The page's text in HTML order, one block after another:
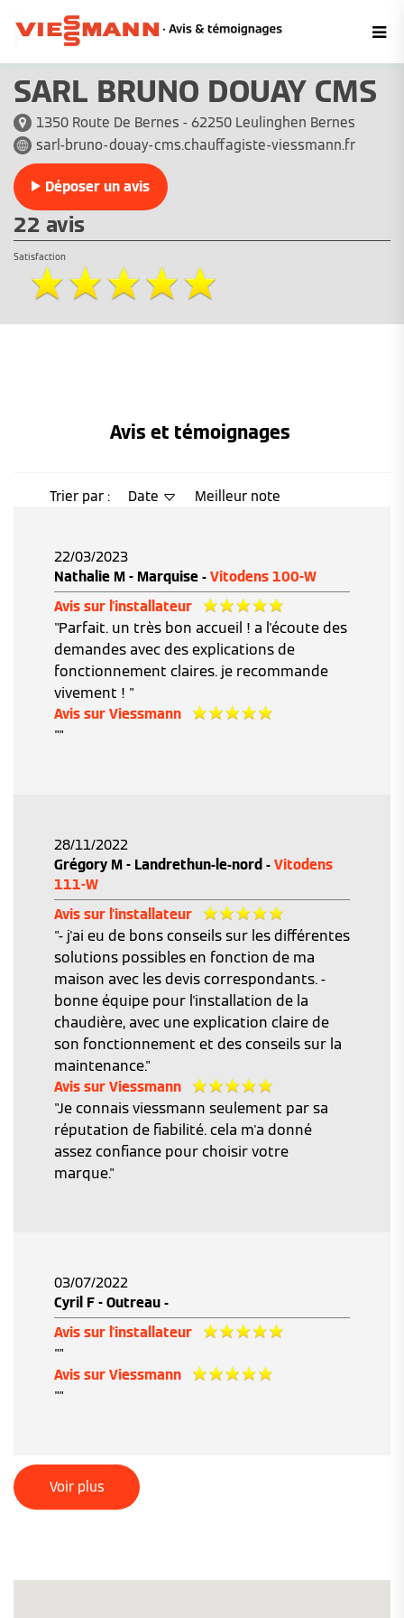
SARL BRUNO DOUAY CMS
1350 Route De Bernes - 62250 Leulinghen Bernes
sarl-bruno-douay-cms.chauffagiste-viessmann.fr
Déposer un avis
22 avis
Satisfaction
Avis et témoignages
Trier par : Date Meilleur note
22/03/2023
Nathalie M - Marquise - Vitodens 100-W
Avis sur l'installateur
"Parfait. un très bon accueil ! a l'écoute des
demandes avec des explications de
fonctionnement claires. je recommande
vivement ! "
Avis sur Viessmann
""
28/11/2022
Grégory M - Landrethun-le-nord - Vitodens
111-W
Avis sur l'installateur
"- j'ai eu de bons conseils sur les différentes
solutions possibles en fonction de ma
maison avec les devis correspondants. -
bonne équipe pour l'installation de la
chaudière, avec une explication claire de
son fonctionnement et des conseils sur la
maintenance."
Avis sur Viessmann
"Je connais viessmann seulement par sa
réputation de fiabilité. cela m'a donné
assez confiance pour choisir votre
marque."
03/07/2022
Cyril F - Outreau -
Avis sur l'installateur
""
Avis sur Viessmann
""
Voir plus